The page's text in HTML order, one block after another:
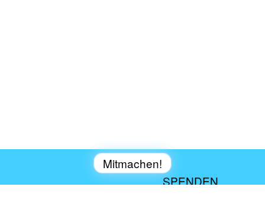
Mitmachen!
Refill-Station werden
SPENDEN